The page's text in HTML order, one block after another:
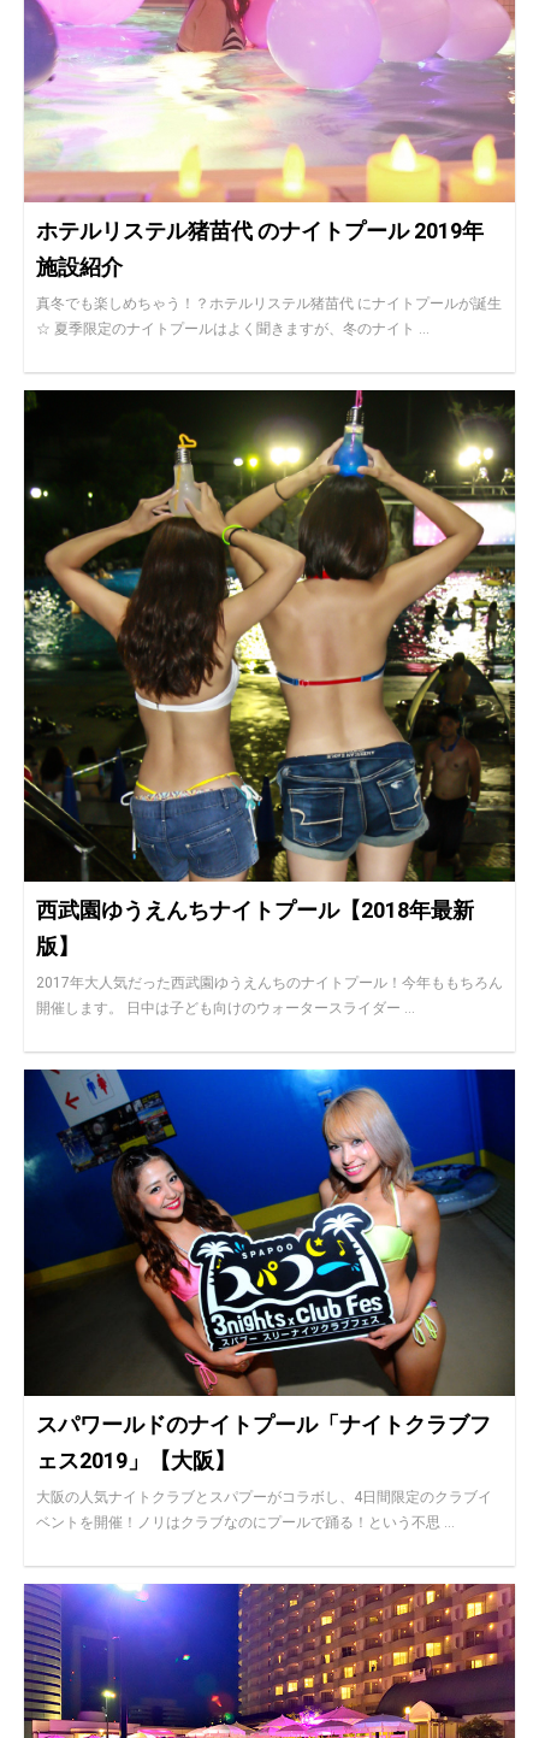
ホテルリステル猪苗代 のナイトプール 2019年
施設紹介
真冬でも楽しめちゃう！？ホテルリステル猪苗代 にナイトプールが誕生
☆ 夏季限定のナイトプールはよく聞きますが、冬のナイト ...
西武園ゆうえんちナイトプール【2018年最新
版】
2017年大人気だった西武園ゆうえんちのナイトプール！今年ももちろん
開催します。 日中は子ども向けのウォータースライダー ...
スパワールドのナイトプール「ナイトクラブフ
ェス2019」【大阪】
大阪の人気ナイトクラブとスパプーがコラボし、4日間限定のクラブイ
ベントを開催！ノリはクラブなのにプールで踊る！という不思 ...